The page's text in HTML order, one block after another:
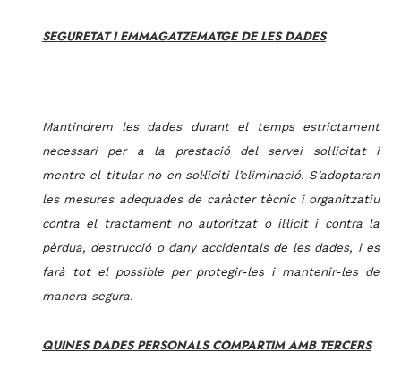
SEGURETAT I EMMAGATZEMATGE DE LES DADES
Mantindrem les dades durant el temps estrictament
necessari per a la prestació del servei sol·licitat i
mentre el titular no en sol·liciti l’eliminació. S’adoptaran
les mesures adequades de caràcter tècnic i organitzatiu
contra el tractament no autoritzat o il·lícit i contra la
pèrdua, destrucció o dany accidentals de les dades, i es
farà tot el possible per protegir-les i mantenir-les de
manera segura.
QUINES DADES PERSONALS COMPARTIM AMB TERCERS